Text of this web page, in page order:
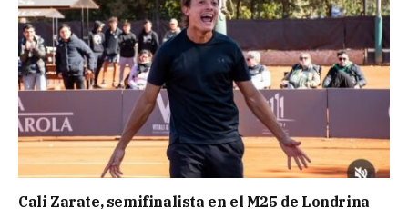
Cali Zarate, semifinalista en el M25 de Londrina